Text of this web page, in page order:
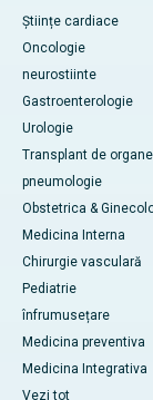
Științe cardiace
Oncologie
neurostiinte
Gastroenterologie
Urologie
Transplant de organe
pneumologie
Obstetrica &
Medicina Interna
Chirurgie vasculară
Pediatrie
înfrumusețare
Medicina preventiva
Medicina Integrativa
Vezi tot